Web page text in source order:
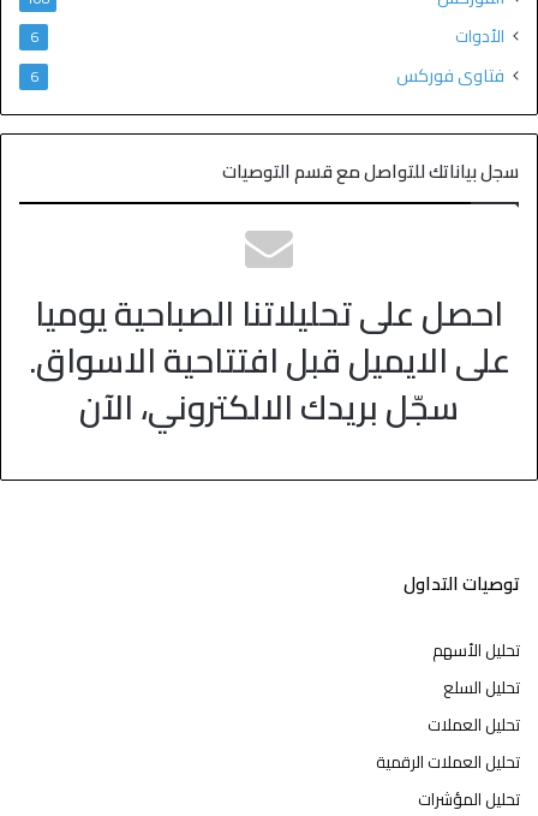
الأدوات 6
فتاوى فوركس 6
سجل بياناتك للتواصل مع قسم التوصيات
احصل على تحليلاتنا الصباحية يوميا
على الايميل قبل افتتاحية الاسواق.
سجّل بريدك الالكتروني، الآن
توصيات التداول
تحليل الأسهم
تحليل السلع
تحليل العملات
تحليل العملات الرقمية
تحليل المؤشرات